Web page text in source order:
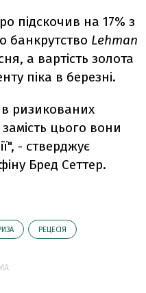
підскочив на 17% з
банкрутство Lehman
а вартість золота
піка в березні.
в ризикованих
цього вони
- стверджує
Бред Сеттер.
РЕЦЕСІЯ